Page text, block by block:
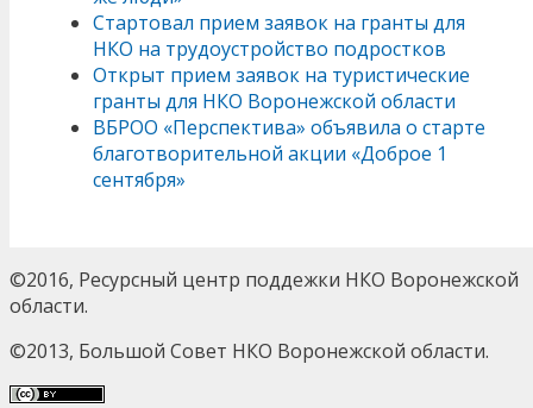
Стартовал прием заявок на гранты для
НКО на трудоустройство подростков
Открыт прием заявок на туристические
гранты для НКО Воронежской области
ВБРОО «Перспектива» объявила о старте
благотворительной акции «Доброе 1
сентября»
©2016, Ресурсный центр поддежки НКО Воронежской
области.
©2013, Большой Совет НКО Воронежской области.